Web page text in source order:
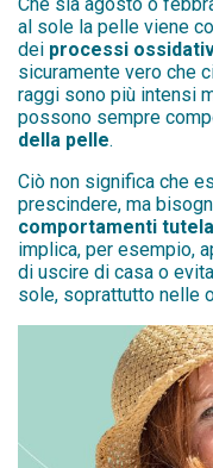
al sole la pelle viene
dei processi
sicuramente vero che
raggi sono più intensi
possono sempre
della pelle.
Ciò non significa che
prescindere, ma
comportamenti
implica, per esempio,
di uscire di casa o
sole, soprattutto nelle